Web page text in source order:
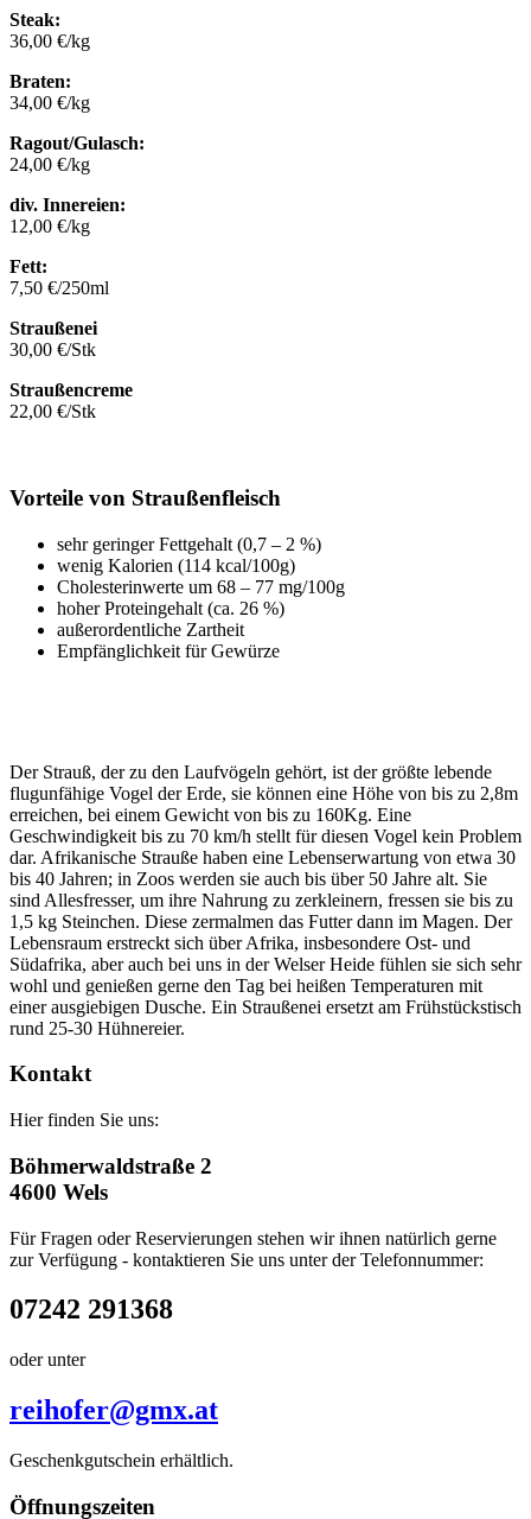
Steak:
36,00 €/kg
Braten:
34,00 €/kg
Ragout/Gulasch:
24,00 €/kg
div. Innereien:
12,00 €/kg
Fett:
7,50 €/250ml
Straußenei
30,00 €/Stk
Straußencreme
22,00 €/Stk
Vorteile von Straußenfleisch
sehr geringer Fettgehalt (0,7 – 2 %)
wenig Kalorien (114 kcal/100g)
Cholesterinwerte um 68 – 77 mg/100g
hoher Proteingehalt (ca. 26 %)
außerordentliche Zartheit
Empfänglichkeit für Gewürze
Der Strauß, der zu den Laufvögeln gehört, ist der größte lebende
flugunfähige Vogel der Erde, sie können eine Höhe von bis zu 2,8m
erreichen, bei einem Gewicht von bis zu 160Kg. Eine
Geschwindigkeit bis zu 70 km/h stellt für diesen Vogel kein Problem
dar. Afrikanische Strauße haben eine Lebenserwartung von etwa 30
bis 40 Jahren; in Zoos werden sie auch bis über 50 Jahre alt. Sie
sind Allesfresser, um ihre Nahrung zu zerkleinern, fressen sie bis zu
1,5 kg Steinchen. Diese zermalmen das Futter dann im Magen. Der
Lebensraum erstreckt sich über Afrika, insbesondere Ost- und
Südafrika, aber auch bei uns in der Welser Heide fühlen sie sich sehr
wohl und genießen gerne den Tag bei heißen Temperaturen mit
einer ausgiebigen Dusche. Ein Straußenei ersetzt am Frühstückstisch
rund 25-30 Hühnereier.
Kontakt
Hier finden Sie uns:
Böhmerwaldstraße 2
4600 Wels
Für Fragen oder Reservierungen stehen wir ihnen natürlich gerne
zur Verfügung - kontaktieren Sie uns unter der Telefonnummer:
07242 291368
oder unter
reihofer@gmx.at
Geschenkgutschein erhältlich.
Öffnungszeiten